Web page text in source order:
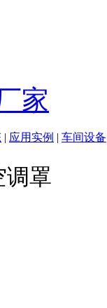
家
| 应用实例 | 车间设备
调罩